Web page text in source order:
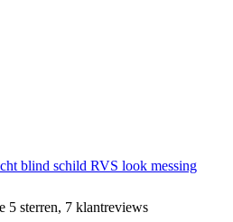
blind schild RVS look messing
5 sterren, 7 klantreviews